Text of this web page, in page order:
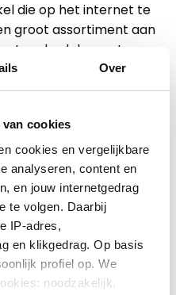
Over
cookies
cookies en vergelijkbare
analyseren, content en
en jouw internetgedrag
te volgen. Daarbij
IP-adres,
en klikgedrag. Op basis
profiel op. We
noodzakelijk,
die op het internet te
groot assortiment aan
onderdelen weten op
iets missen of niet
weten. Dankzij ons grote
voorhanden.